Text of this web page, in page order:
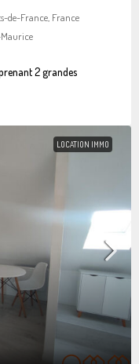
de-France, France
2 grandes
LOCATION IMMO